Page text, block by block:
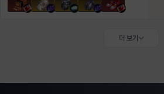
더 보기